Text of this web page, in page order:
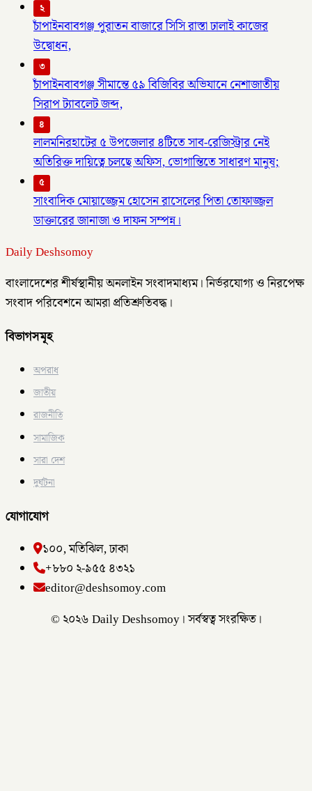
২
চাঁপাইনবাবগঞ্জ পুরাতন বাজারে সিসি রাস্তা ঢালাই কাজের
উদ্বোধন,
৩
চাঁপাইনবাবগঞ্জ সীমান্তে ৫৯ বিজিবির অভিযানে নেশাজাতীয়
সিরাপ ট্যাবলেট জব্দ,
৪
লালমনিরহাটের ৫ উপজেলার ৪টিতে সাব-রেজিস্ট্রার নেই
অতিরিক্ত দায়িত্বে চলছে অফিস, ভোগান্তিতে সাধারণ মানুষ;
৫
সাংবাদিক মোয়াজ্জেম হোসেন রাসেলের পিতা তোফাজ্জল
ডাক্তারের জানাজা ও দাফন সম্পন্ন।
Daily Deshsomoy
বাংলাদেশের শীর্ষস্থানীয় অনলাইন সংবাদমাধ্যম। নির্ভরযোগ্য ও নিরপেক্ষ
সংবাদ পরিবেশনে আমরা প্রতিশ্রুতিবদ্ধ।
বিভাগসমূহ
অপরাধ
জাতীয়
রাজনীতি
সামাজিক
সারা দেশ
দুর্ঘটনা
যোগাযোগ
১০০, মতিঝিল, ঢাকা
+৮৮০ ২-৯৫৫ ৪৩২১
editor@deshsomoy.com
© ২০২৬ Daily Deshsomoy। সর্বস্বত্ব সংরক্ষিত।